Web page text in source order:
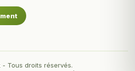
Tous droits réservés.